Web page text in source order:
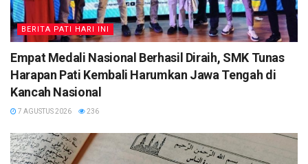
BERITA PATI HARI INI
Empat Medali Nasional Berhasil Diraih, SMK Tunas
Harapan Pati Kembali Harumkan Jawa Tengah di
Kancah Nasional
7 AGUSTUS 2026 236